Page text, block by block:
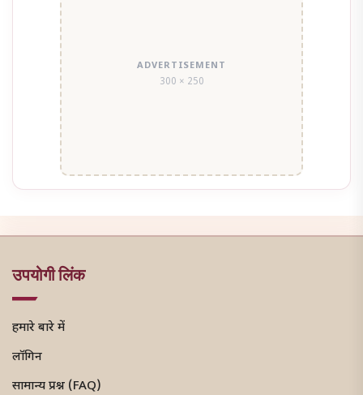
ADVERTISEMENT
300 × 250
उपयोगी लिंक
हमारे बारे में
लॉगिन
सामान्य प्रश्न (FAQ)